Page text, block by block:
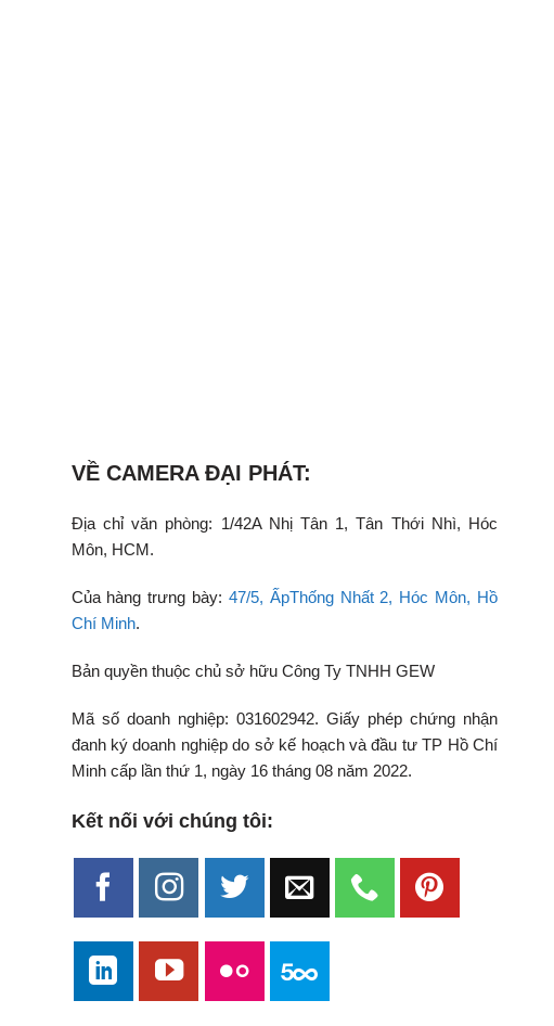
VỀ CAMERA ĐẠI PHÁT:
Địa chỉ văn phòng: 1/42A Nhị Tân 1, Tân Thới Nhì, Hóc
Môn, HCM.
Của hàng trưng bày: 47/5, ẤpThống Nhất 2, Hóc Môn, Hồ
Chí Minh.
Bản quyền thuộc chủ sở hữu Công Ty TNHH GEW
Mã số doanh nghiệp: 031602942. Giấy phép chứng nhận
đanh ký doanh nghiệp do sở kế hoạch và đầu tư TP Hồ Chí
Minh cấp lần thứ 1, ngày 16 tháng 08 năm 2022.
Kết nối với chúng tôi: